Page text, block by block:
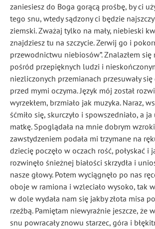
zaniesiesz do Boga gorącą prośbę, by ci
tego snu, wtedy sądzony ci będzie
ziemski. Zważaj tylko na mały, niebieski
znajdziesz tu na szczycie. Zerwij go i
przewodnictwu niebiosów”. Znalazłem
pośród przepięknych ludzi i
niezliczonych przemianach przesuwały
przed mymi oczyma. Język mój został
wyrzekłem, brzmiało jak muzyka. Naraz,
śćmiło się, skurczyło i spowszedniało, a ja
matkę. Spoglądała na mnie dobrym
zawstydzeniem podała mi trzymane na
dziecię poczęło w oczach rość, połyskać i
rozwinęło śnieżnej białości skrzydła i
nasze głowy. Potem wyciągnęło po nas
oboje w ramiona i wzleciało wysoko, tak
w dole wydała nam się jakby złota misa
rzeźbą. Pamiętam niewyraźnie jeszcze, że
snu powracały znowu starzec, góra i